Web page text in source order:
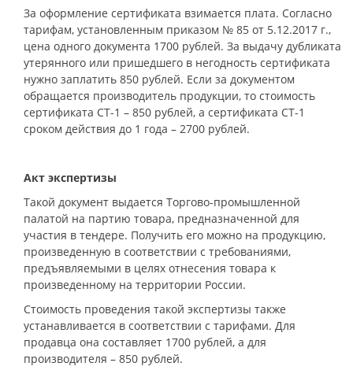
За оформление сертификата взимается плата. Согласно
тарифам, установленным приказом № 85 от 5.12.2017 г.,
цена одного документа 1700 рублей. За выдачу дубликата
утерянного или пришедшего в негодность сертификата
нужно заплатить 850 рублей. Если за документом
обращается производитель продукции, то стоимость
сертификата СТ-1 – 850 рублей, а сертификата СТ-1
сроком действия до 1 года – 2700 рублей.
Акт экспертизы
Такой документ выдается Торгово-промышленной
палатой на партию товара, предназначенной для
участия в тендере. Получить его можно на продукцию,
произведенную в соответствии с требованиями,
предъявляемыми в целях отнесения товара к
произведенному на территории России.
Стоимость проведения такой экспертизы также
устанавливается в соответствии с тарифами. Для
продавца она составляет 1700 рублей, а для
производителя – 850 рублей.